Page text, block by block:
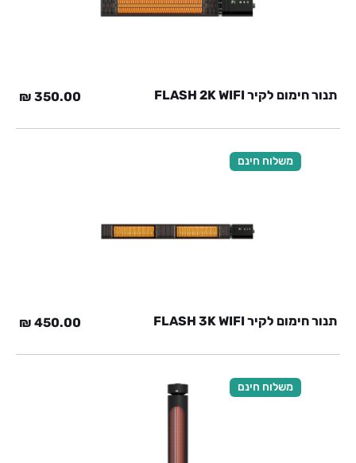
תנור חימום לקיר FLASH 2K WIFI 350.00
₪
משלוח חינם
תנור חימום לקיר FLASH 3K WIFI 450.00
₪
משלוח חינם